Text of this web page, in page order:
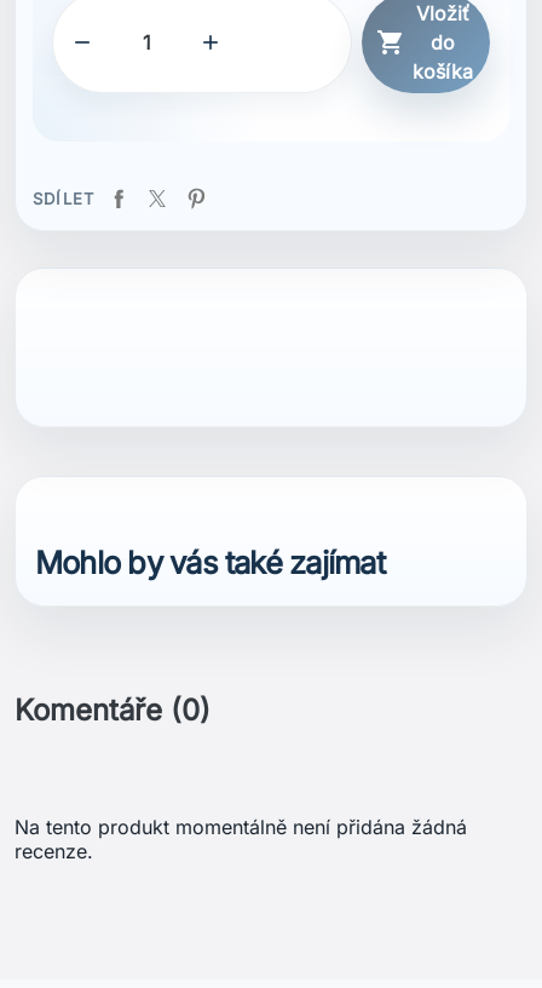
  
Vložiť
do
košíka
SDÍLET
Mohlo by vás také zajímat
Komentáře (0)
Na tento produkt momentálně není přidána žádná
recenze.